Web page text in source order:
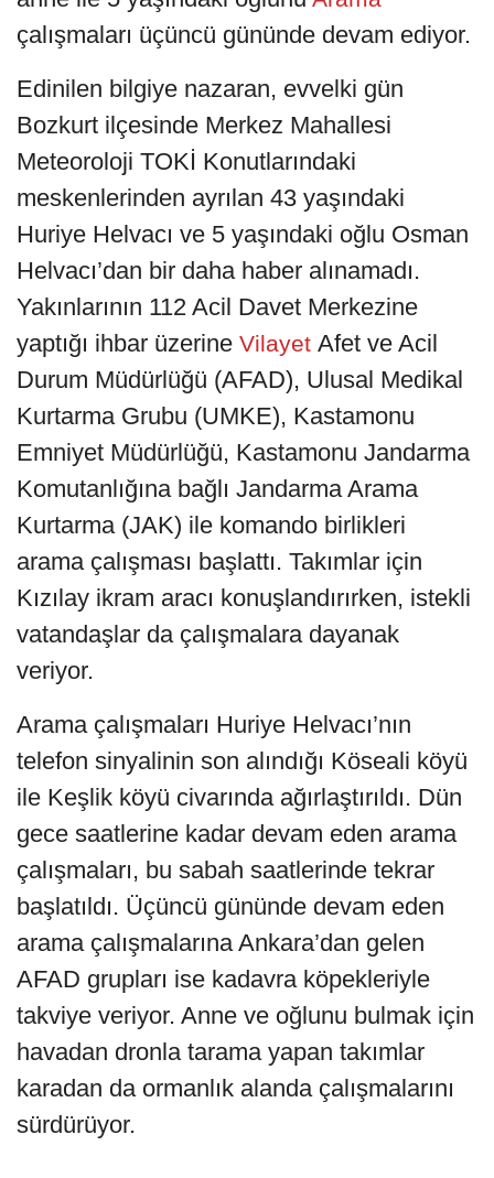
çalışmaları üçüncü gününde devam ediyor.
Edinilen bilgiye nazaran, evvelki gün
Bozkurt ilçesinde Merkez Mahallesi
Meteoroloji TOKİ Konutlarındaki
meskenlerinden ayrılan 43 yaşındaki
Huriye Helvacı ve 5 yaşındaki oğlu Osman
Helvacı’dan bir daha haber alınamadı.
Yakınlarının 112 Acil Davet Merkezine
yaptığı ihbar üzerine Vilayet Afet ve Acil
Durum Müdürlüğü (AFAD), Ulusal Medikal
Kurtarma Grubu (UMKE), Kastamonu
Emniyet Müdürlüğü, Kastamonu Jandarma
Komutanlığına bağlı Jandarma Arama
Kurtarma (JAK) ile komando birlikleri
arama çalışması başlattı. Takımlar için
Kızılay ikram aracı konuşlandırırken, istekli
vatandaşlar da çalışmalara dayanak
veriyor.
Arama çalışmaları Huriye Helvacı’nın
telefon sinyalinin son alındığı Köseali köyü
ile Keşlik köyü civarında ağırlaştırıldı. Dün
gece saatlerine kadar devam eden arama
çalışmaları, bu sabah saatlerinde tekrar
başlatıldı. Üçüncü gününde devam eden
arama çalışmalarına Ankara’dan gelen
AFAD grupları ise kadavra köpekleriyle
takviye veriyor. Anne ve oğlunu bulmak için
havadan dronla tarama yapan takımlar
karadan da ormanlık alanda çalışmalarını
sürdürüyor.